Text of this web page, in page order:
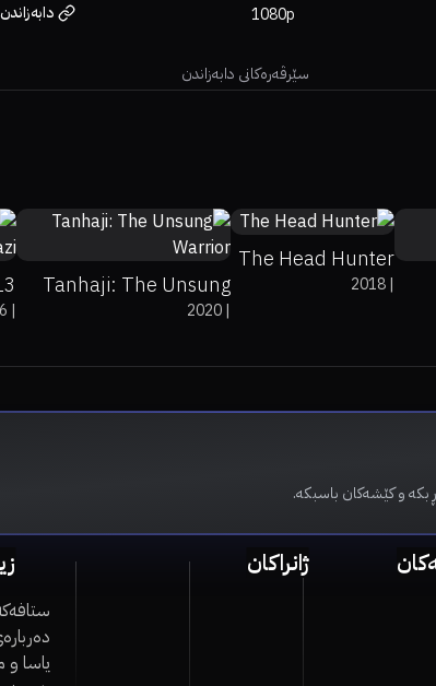
سێرڤەرەکانی دابەزاندن
1080p دابەزاندن
The Head Hunter
|
2018
Tanhaji: The Unsung
Warrior
|
2020
|
بکە و کێشەکان باسبکە.
ژانراکان
یاسا و